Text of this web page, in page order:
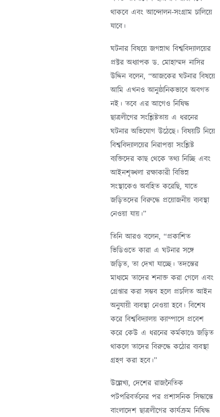
থাকবে এবং আন্দোলন-সংগ্রাম চালিয়ে
যাবে।
ঘটনার বিষয়ে জগন্নাথ বিশ্ববিদ্যালয়ের
প্রক্টর অধ্যাপক ড. মোহাম্মদ নাসির
উদ্দিন বলেন, “আজকের ঘটনার বিষয়ে
আমি এখনও আনুষ্ঠানিকভাবে অবগত
নই। তবে এর আগেও নিষিদ্ধ
ছাত্রলীগের সংশ্লিষ্টতায় এ ধরনের
ঘটনার অভিযোগ উঠেছে। বিষয়টি নিয়ে
বিশ্ববিদ্যালয়ের নিরাপত্তা সংশ্লিষ্ট
ব্যক্তিদের কাছ থেকে তথ্য নিচ্ছি এবং
আইনশৃঙ্খলা রক্ষাকারী বিভিন্ন
সংস্থাকেও অবহিত করেছি, যাতে
জড়িতদের বিরুদ্ধে প্রয়োজনীয় ব্যবস্থা
নেওয়া যায়।”
তিনি আরও বলেন, “প্রকাশিত
ভিডিওতে কারা এ ঘটনার সঙ্গে
জড়িত, তা দেখা যাচ্ছে। তদন্তের
মাধ্যমে তাদের শনাক্ত করা গেলে এবং
গ্রেপ্তার করা সম্ভব হলে প্রচলিত আইন
অনুযায়ী ব্যবস্থা নেওয়া হবে। বিশেষ
করে বিশ্ববিদ্যালয় ক্যাম্পাসে প্রবেশ
করে কেউ এ ধরনের কর্মকাণ্ডে জড়িত
থাকলে তাদের বিরুদ্ধে কঠোর ব্যবস্থা
গ্রহণ করা হবে।”
উল্লেখ্য, দেশের রাজনৈতিক
পটপরিবর্তনের পর প্রশাসনিক সিদ্ধান্তে
বাংলাদেশ ছাত্রলীগের কার্যক্রম নিষিদ্ধ